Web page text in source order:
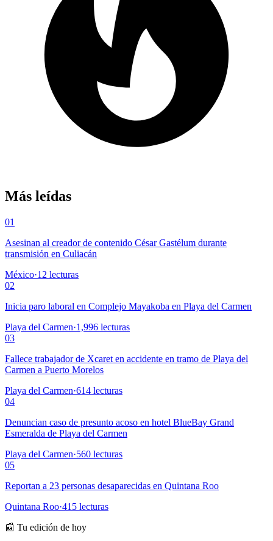
Más leídas
01
Asesinan al creador de contenido César Gastélum durante
transmisión en Culiacán
México·12 lecturas
02
Inicia paro laboral en Complejo Mayakoba en Playa del Carmen
Playa del Carmen·1,996 lecturas
03
Fallece trabajador de Xcaret en accidente en tramo de Playa del
Carmen a Puerto Morelos
Playa del Carmen·614 lecturas
04
Denuncian caso de presunto acoso en hotel BlueBay Grand
Esmeralda de Playa del Carmen
Playa del Carmen·560 lecturas
05
Reportan a 23 personas desaparecidas en Quintana Roo
Quintana Roo·415 lecturas
📰 Tu edición de hoy